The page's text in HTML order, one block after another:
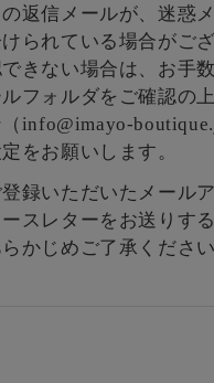
返信メールが、迷惑
られている場合がご
きない場合は、お手
フォルダをご確認の
（info@imayo-
をお願いします。
録いただいたメール
スレターをお送りす
かじめご了承ください